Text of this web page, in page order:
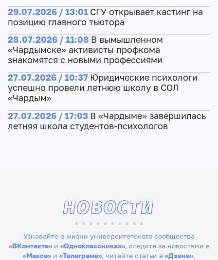
29.07.2026 / 13:01 СГУ открывает кастинг на
позицию главного тьютора
28.07.2026 / 11:08 В вымышленном
«Чардымске» активисты профкома
знакомятся с новыми профессиями
27.07.2026 / 10:37 Юридические психологи
успешно провели летнюю школу в СОЛ
«Чардым»
27.07.2026 / 17:03 В «Чардыме» завершилась
летняя школа студентов-психологов
Узнавайте о жизни университетского сообщества
«ВКонтакте»и «Одноклассниках», следите за новостями в
«Максе» и «Телеграме», читайте статьи в «Дзене»,
НОВОСТИ